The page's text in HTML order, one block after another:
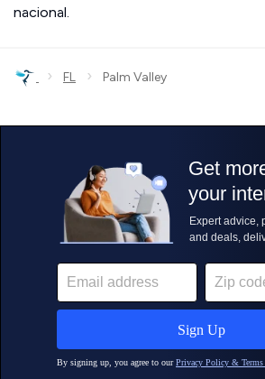
nacional.
› FL › Palm Valley